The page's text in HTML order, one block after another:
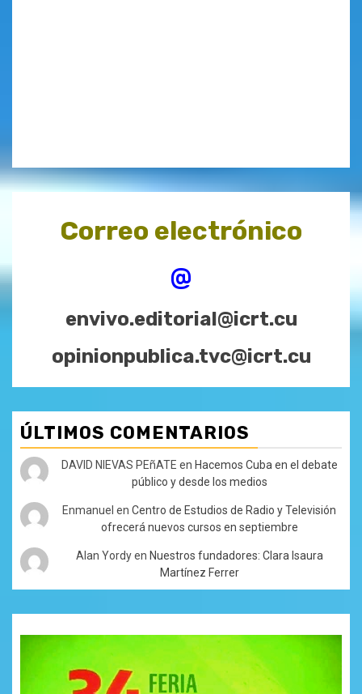
Correo electrónico
@
envivo.editorial@icrt.cu
opinionpublica.tvc@icrt.cu
ÚLTIMOS COMENTARIOS
DAVID NIEVAS PEñATE en Hacemos Cuba en el debate
público y desde los medios
Enmanuel enCentro de Estudios de Radio y Televisión
ofrecerá nuevos cursos en septiembre
Alan Yordyen Nuestros fundadores: Clara Isaura
Martínez Ferrer